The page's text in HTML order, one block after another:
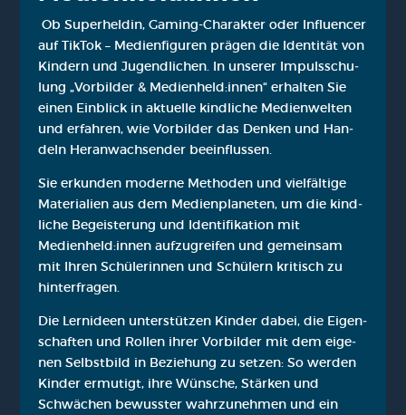
Ob Super­hel­din, Gam­ing-Cha­rak­ter oder Influen­cer
auf Tik­Tok – Medi­en­fi­gu­ren prä­gen die Iden­ti­tät von
Kin­dern und Jugend­li­chen. In unse­rer Impuls­schu­
lung „Vor­bil­der & Medienheld:innen“ erhal­ten Sie
einen Ein­blick in aktu­el­le kind­li­che Medi­en­wel­ten
und erfah­ren, wie Vor­bil­der das Den­ken und Han­
deln Her­an­wach­sen­der beein­flus­sen.
Sie erkun­den moder­ne Metho­den und viel­fäl­ti­ge
Mate­ria­li­en aus dem Medi­en­pla­ne­ten, um die kind­
li­che Begeis­te­rung und Iden­ti­fi­ka­ti­on mit
Medienheld:innen auf­zu­grei­fen und gemein­sam
mit Ihren Schü­le­rin­nen und Schü­lern kri­tisch zu
hin­ter­fra­gen.
Die Lern­ideen unter­stüt­zen Kin­der dabei, die Eigen­
schaf­ten und Rol­len ihrer Vor­bil­der mit dem eige­
nen Selbst­bild in Bezie­hung zu set­zen: So wer­den
Kin­der ermu­tigt, ihre Wün­sche, Stär­ken und
Schwä­chen bewuss­ter wahr­zu­neh­men und ein